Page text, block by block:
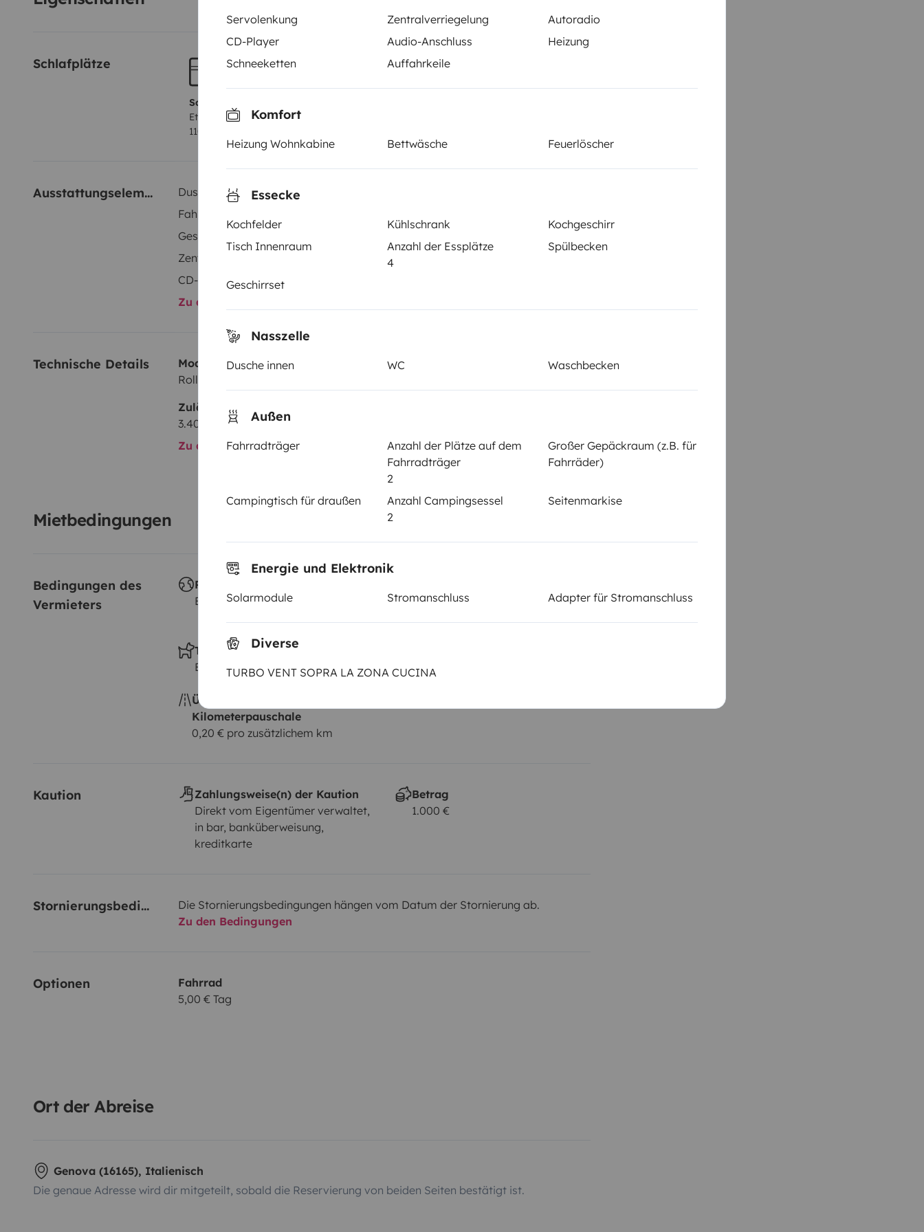
Servolenkung Zentralverriegelung
Autoradio
CD-Player
Audio-Anschluss
Heizung
Schneeketten
Auffahrkeile
Komfort
Heizung Wohnkabine Bettwäsche Feuerlöscher
Essecke
Kochfelder Kühlschrank
Kochgeschirr
Tisch Innenraum
Anzahl der Essplätze
4
Spülbecken
Geschirrset
Nasszelle
Dusche innen WC Waschbecken
Außen
Fahrradträger
Anzahl der Plätze auf dem
Fahrradträger
2
Großer Gepäckraum (z.B. für
Fahrräder)
Campingtisch für draußen
Anzahl Campingsessel
2
Seitenmarkise
Energie und Elektronik
Solarmodule Stromanschluss Adapter für Stromanschluss
Diverse
TURBO VENT SOPRA LA ZONA CUCINA
Schlafplätze
Schlafplatz 1
Etagenbett
110x200 cm
Ausstattungselemente Dusche innen
Fahrradträger
Geschirrset
Zentralverriegelung
CD-Player
Zu allen Ausstattungselementen
Technische Details
Modell:
Roller Team Roller team 2
Datum der Erstzulassung:
Zulässiges Gesamtgewicht:
3.400 kg
Zu allen technischen Details
Mietbedingungen
Bedingungen des
Vermieters
Reisen im Ausland
Erlaubt
Rückseite)
Tiere erlaubt
Erlaubt
Nicht erlaubt
Überschreitung der
Kilometerpauschale
0,20 € pro zusätzlichem km
Kaution
Zahlungsweise(n) der Kaution
Direkt vom Eigentümer verwaltet,
in bar, banküberweisung,
kreditkarte
Betrag
1.000 €
Stornierungsbedingungen
Die Stornierungsbedingungen hängen vom Datum der Stornierung ab.
Zu den Bedingungen
Optionen
Fahrrad
5,00 € Tag
Ort der Abreise
Genova (16165), Italienisch
Die genaue Adresse wird dir mitgeteilt, sobald die Reservierung von beiden Seiten bestätigt ist.